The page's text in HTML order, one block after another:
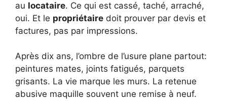
au locataire. Ce qui est cassé, taché, arraché,
oui. Et le propriétaire doit prouver par devis et
factures, pas par impressions.
Après dix ans, l’ombre de l’usure plane partout:
peintures mates, joints fatigués, parquets
grisants. La vie marque les murs. La retenue
abusive maquille souvent une remise à neuf.